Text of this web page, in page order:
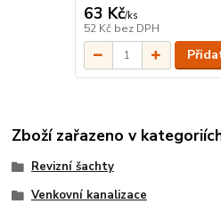
63 Kč/ks
52 Kč bez DPH
Zboží zařazeno v
Revizní šachty
Venkovní kanalizace